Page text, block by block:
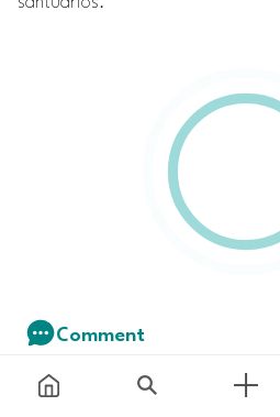
Comment